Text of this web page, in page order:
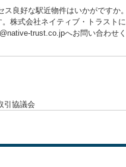
良好な駅近物件はいかがですか。
株式会社ネイティブ・トラストに
trust.co.jpへお問い合わせく
引協議会